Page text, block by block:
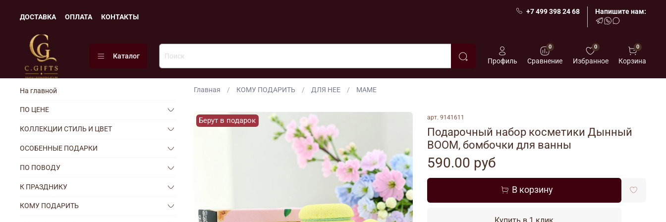
ДОСТАВКА ОПЛАТА КОНТАКТЫ
+7 499 398 24 68 Напишите нам:
Каталог
Профиль
0
Сравнение
0
Избранное
0
Корзина
Главная КОМУ ПОДАРИТЬ ДЛЯ НЕЕ МАМЕ
Берут в подарок арт. 9141611
Подарочный набор косметики Дынный
BOOM, бомбочки для ванны
590.00 руб
В корзину
Купить в 1 клик
На главной
ПО ЦЕНЕ
КОЛЛЕКЦИИ СТИЛЬ И ЦВЕТ
ОСОБЕННЫЕ ПОДАРКИ
ПО ПОВОДУ
К ПРАЗДНИКУ
КОМУ ПОДАРИТЬ